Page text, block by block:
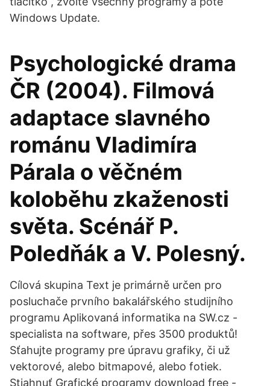
Windows Update.
Psychologické drama
ČR (2004). Filmová
adaptace slavného
románu Vladimíra
Párala o věčném
koloběhu zkaženosti
světa. Scénář P.
Poledňák a V. Polesný.
Cílová skupina Text je primárně určen pro
posluchače prvního bakalářského studijního
programu Aplikovaná informatika na SW.cz -
specialista na software, přes 3500 produktů!
Sťahujte programy pre úpravu grafiky, či už
vektorové, alebo bitmapové, alebo fotiek.
Stiahnuť Grafické programy download free -